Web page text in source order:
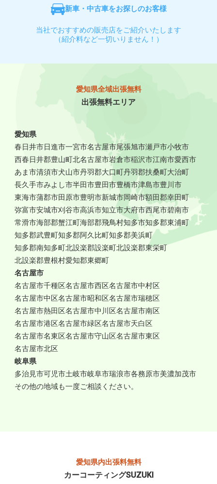
新車・中古車をお探しのお客様
当社でおすすめの販売店をご紹介いたします
（紹介料など一切いりません！）
愛知県全域出張無料
出張無料エリア
愛知県
春日井市日進市一宮市名古屋市尾張旭市瀬戸市小牧市
西春日井郡豊山町北名古屋市岩倉市稲沢市江南市愛西市
あま市清須市犬山市丹羽郡大口町丹羽郡扶桑町大治町
長久手市みよし市半田市豊田市豊橋市津島市豊川市
東海市蒲郡市田原市豊明市新城市岡崎市額田郡幸田町
弥富市安城市刈谷市高浜市知立市大府市西尾市碧南市
常滑市海部郡蟹江町海部郡飛鳥村知多市知多郡東浦町
知多郡武豊町知多郡阿久比町知多郡美浜町
知多郡南知多町北設楽郡設楽町北設楽郡東栄町
北設楽郡豊根村愛知郡東郷町
名古屋市
名古屋市千種区名古屋市西区名古屋市中村区
名古屋市中区名古屋市昭和区名古屋市瑞穂区
名古屋市熱田区名古屋市中川区名古屋市南区
名古屋市港区名古屋市緑区名古屋市天白区
名古屋市名東区名古屋市守山区名古屋市東区
名古屋市北区
岐阜県
多治見市可児市土岐市岐阜市瑞浪市各務原市美濃加茂市
その他の地域も一度ご相談ください。
愛知県内出張料無料
カーコーティングSUZUKI